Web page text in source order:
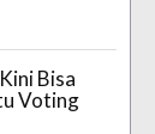
Bisa
Voting